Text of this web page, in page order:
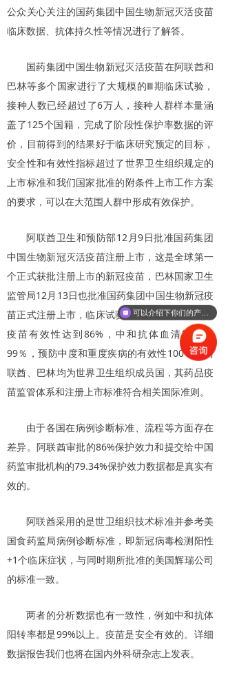
公众关心关注的国药集团中国生物新冠灭活疫苗
临床数据、抗体持久性等情况进行了解答。
国药集团中国生物新冠灭活疫苗在阿联酋和
巴林等多个国家进行了大规模的Ⅲ期临床试验，
接种人数已经超过了6万人，接种人群样本量涵
盖了125个国籍，完成了阶段性保护率数据的评
价，目前得到的结果好于临床研究预定的目标，
安全性和有效性指标超过了世界卫生组织规定的
上市标准和我们国家批准的附条件上市工作方案
的要求，可以在大范围人群中形成有效保护。
阿联酋卫生和预防部12月9日批准国药集团
中国生物新冠灭活疫苗注册上市，这是全球第一
个正式获批注册上市的新冠疫苗，巴林国家卫生
监管局12月13日也批准国药集团中国生物新冠疫
苗正式注册上市，临床试验数据审核结果显示，
疫苗有效性达到86%，中和抗体血清转化率
99％，预防中度和重度疾病的有效性100％。阿
联酋、巴林均为世界卫生组织成员国，其药品疫
苗监管体系和注册上市标准符合相关国际准则。
由于各国在病例诊断标准、流程等方面存在
差异。阿联酋审批的86%保护效力和提交给中国
药监审批机构的79.34%保护效力数据都是真实有
效的。
阿联酋采用的是世卫组织技术标准并参考美
国食药监局病例诊断标准，即新冠病毒检测阳性
+1个临床症状，与同时期所批准的美国辉瑞公司
的标准一致。
两者的分析数据也有一致性，例如中和抗体
阳转率都是99%以上。疫苗是安全有效的。详细
数据报告我们也将在国内外科研杂志上发表。
可以介绍下你们的产品么